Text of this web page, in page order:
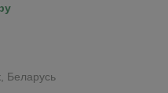
Беларусь